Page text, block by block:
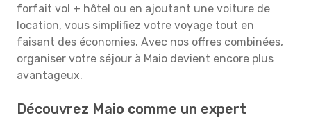
forfait vol + hôtel ou en ajoutant une voiture de
location, vous simplifiez votre voyage tout en
faisant des économies. Avec nos offres combinées,
organiser votre séjour à Maio devient encore plus
avantageux.
Découvrez Maio comme un expert